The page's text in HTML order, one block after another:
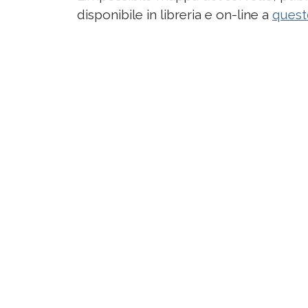
disponibile in libreria e on-line a